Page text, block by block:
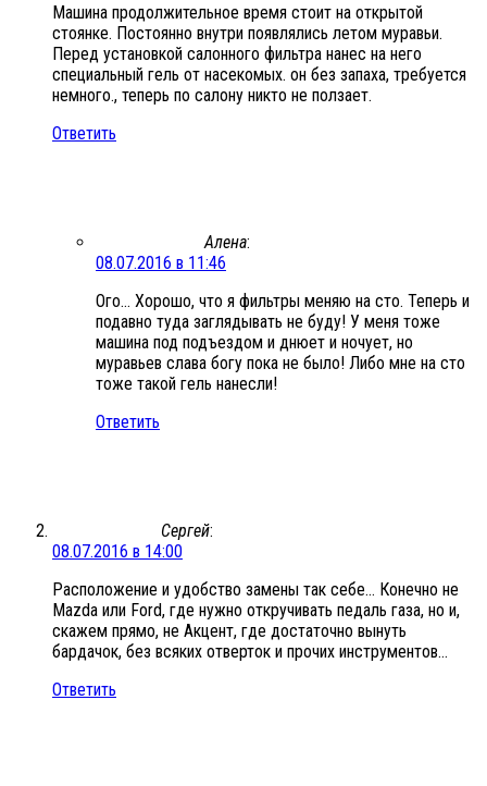
Машина продолжительное время стоит на открытой
стоянке. Постоянно внутри появлялись летом муравьи.
Перед установкой салонного фильтра нанес на него
специальный гель от насекомых. он без запаха, требуется
немного., теперь по салону никто не ползает.
Ответить
Алена:
08.07.2016 в 11:46
Ого… Хорошо, что я фильтры меняю на сто. Теперь и
подавно туда заглядывать не буду! У меня тоже
машина под подъездом и днюет и ночует, но
муравьев слава богу пока не было! Либо мне на сто
тоже такой гель нанесли!
Ответить
Сергей:
08.07.2016 в 14:00
Расположение и удобство замены так себе… Конечно не
Mazda или Ford, где нужно откручивать педаль газа, но и,
скажем прямо, не Акцент, где достаточно вынуть
бардачок, без всяких отверток и прочих инструментов…
Ответить